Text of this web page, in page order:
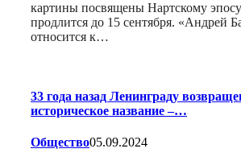
картины посвящены Нартскому
продлится до 15 сентября. «Андрей
относится к…
33 года назад Ленинграду
историческое название –…
Общество05.09.2024